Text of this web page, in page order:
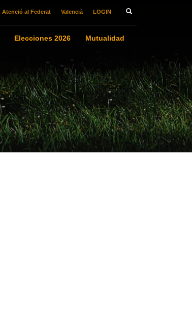
Atenció al Federat Valencià LOGIN
Elecciones 2026
Mutualidad